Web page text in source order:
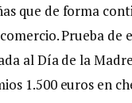
que de forma
Prueba de
al Día de la
1.500 euros en